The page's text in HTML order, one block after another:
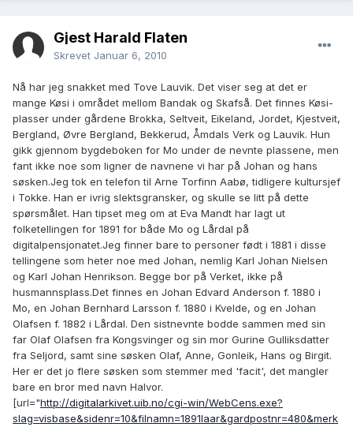
Gjest Harald Flaten
Skrevet Januar 6, 2010
Nå har jeg snakket med Tove Lauvik. Det viser seg at det er
mange Køsi i området mellom Bandak og Skafså. Det finnes Køsi-
plasser under gårdene Brokka, Seltveit, Eikeland, Jordet, Kjestveit,
Bergland, Øvre Bergland, Bekkerud, Åmdals Verk og Lauvik. Hun
gikk gjennom bygdeboken for Mo under de nevnte plassene, men
fant ikke noe som ligner de navnene vi har på Johan og hans
søsken.Jeg tok en telefon til Arne Torfinn Aabø, tidligere kultursjef
i Tokke. Han er ivrig slektsgransker, og skulle se litt på dette
spørsmålet. Han tipset meg om at Eva Mandt har lagt ut
folketellingen for 1891 for både Mo og Lårdal på
digitalpensjonatet.Jeg finner bare to personer født i 1881 i disse
tellingene som heter noe med Johan, nemlig Karl Johan Nielsen
og Karl Johan Henrikson. Begge bor på Verket, ikke på
husmannsplass.Det finnes en Johan Edvard Anderson f. 1880 i
Mo, en Johan Bernhard Larsson f. 1880 i Kvelde, og en Johan
Olafsen f. 1882 i Lårdal. Den sistnevnte bodde sammen med sin
far Olaf Olafsen fra Kongsvinger og sin mor Gurine Gulliksdatter
fra Seljord, samt sine søsken Olaf, Anne, Gonleik, Hans og Birgit.
Her er det jo flere søsken som stemmer med 'facit', det mangler
bare en bror med navn Halvor.
[url="http://digitalarkivet.uib.no/cgi-win/WebCens.exe?
slag=visbase&sidenr=10&filnamn=1891laar&gardpostnr=480&merk